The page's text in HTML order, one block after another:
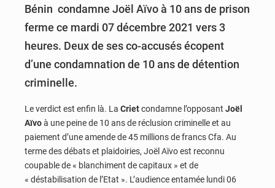
Bénin condamne Joël Aïvo à 10 ans de prison
ferme ce mardi 07 décembre 2021 vers 3
heures. Deux de ses co-accusés écopent
d’une condamnation de 10 ans de détention
criminelle.
Le verdict est enfin là. La Crietcondamne l’opposant Joël
Aïvoà une peine de 10 ans de réclusion criminelle et au
paiement d’une amende de 45 millions de francs Cfa. Au
terme des débats et plaidoiries, Joël Aïvo est reconnu
coupable de « blanchiment de capitaux » et de
« déstabilisation de l’Etat ». L’audience entamée lundi 06